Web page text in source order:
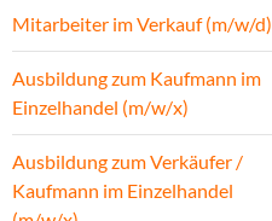
Mitarbeiter im Verkauf (m/w/d)
Ausbildung zum Kaufmann im
Einzelhandel (m/w/x)
Ausbildung zum Verkäufer /
Kaufmann im Einzelhandel